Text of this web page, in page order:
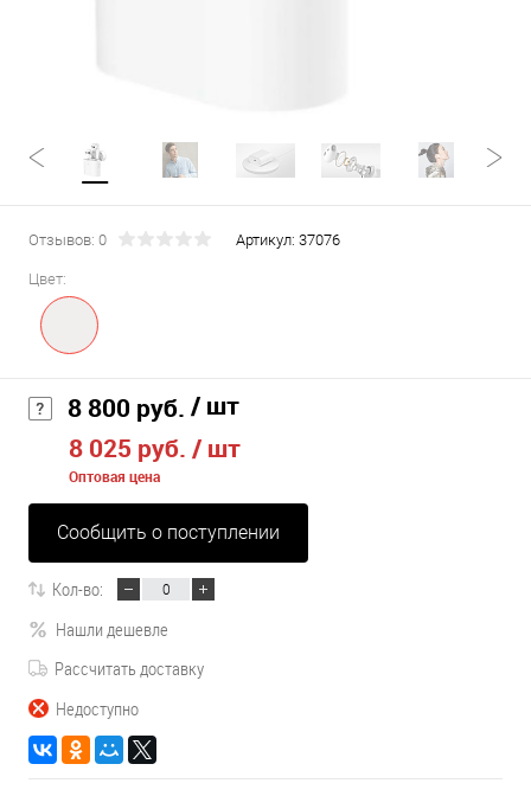
Отзывов: 0 Артикул: 37076
Цвет:
8 800 руб. / шт
8 025 руб. / шт
Оптовая цена
Сообщить о поступлении
Кол-во:
Нашли дешевле
Рассчитать доставку
Недоступно